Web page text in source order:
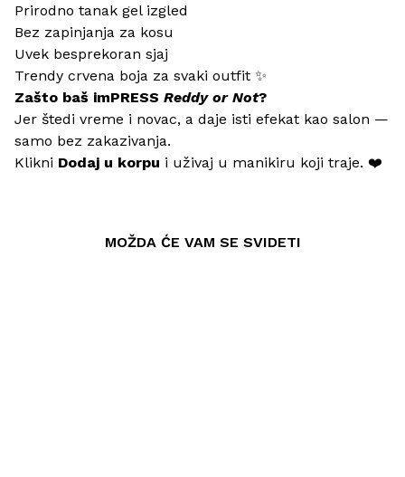
Prirodno tanak gel izgled
Bez zapinjanja za kosu
Uvek besprekoran sjaj
Trendy crvena boja za svaki outfit ✨
Zašto baš imPRESS Reddy or Not?
Jer štedi vreme i novac, a daje isti efekat kao salon —
samo bez zakazivanja.
Klikni Dodaj u korpu i uživaj u manikiru koji traje. ❤️
MOŽDA ĆE VAM SE SVIDETI